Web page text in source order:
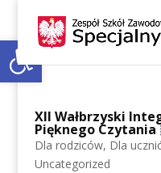
Open toolbar
XII Wałbrzyski
Pięknego Czytania
Dla rodziców, Dla
Uncategorized